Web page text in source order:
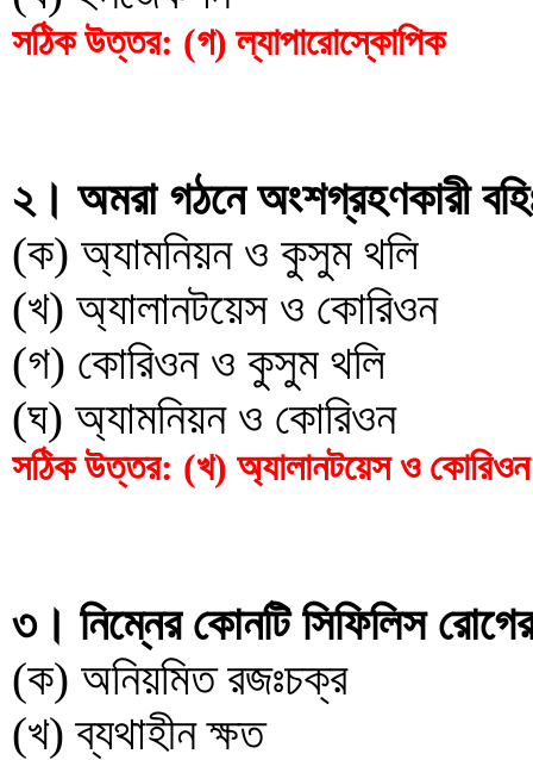
সঠিক উত্তর: (গ) ল্যাপারোস্কোপিক
২। অমরা গঠনে অংশগ্রহণকারী
(ক) অ্যামনিয়ন ও কুসুম থলি
(খ) অ্যালানটয়েস ও কোরিওন
(গ) কোরিওন ও কুসুম থলি
(ঘ) অ্যামনিয়ন ও কোরিওন
সঠিক উত্তর: (খ) অ্যালানটয়েস ও কোরিওন
৩। নিম্নের কোনটি সিফিলিস
(ক) অনিয়মিত রজঃচক্র
(খ) ব্যথাহীন ক্ষত